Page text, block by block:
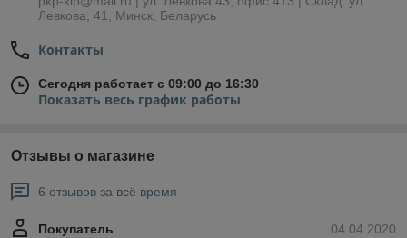
Левкова, 41, Минск, Беларусь
Контакты
Сегодня работает с 09:00 до 16:30
Показать весь график работы
Отзывы о магазине
6 отзывов за всё время
04.04.2020
Покупатель